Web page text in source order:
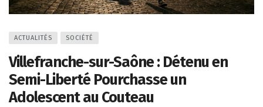
ACTUALITÉS SOCIÉTÉ
Villefranche-sur-Saône : Détenu en
Semi-Liberté Pourchasse un
Adolescent au Couteau